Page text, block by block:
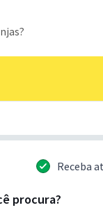
Receba
procura?